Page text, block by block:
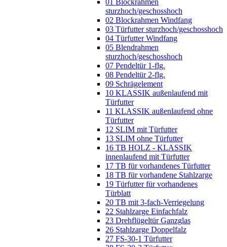
sturzhoch/geschosshoch
02 Blockrahmen Windfang
03 Türfutter sturzhoch/geschosshoch
04 Türfutter Windfang
05 Blendrahmen
sturzhoch/geschosshoch
07 Pendeltür 1-flg.
08 Pendeltür 2-flg.
09 Schrägelement
10 KLASSIK außenlaufend mit
Türfutter
11 KLASSIK außenlaufend ohne
Türfutter
12 SLIM mit Türfutter
13 SLIM ohne Türfutter
16 TB HOLZ - KLASSIK
innenlaufend mit Türfutter
17 TB für vorhandenes Türfutter
18 TB für vorhandene Stahlzarge
19 Türfutter für vorhandenes
Türblatt
20 TB mit 3-fach-Verriegelung
22 Stahlzarge Einfachfalz
23 Drehflügeltür Ganzglas
26 Stahlzarge Doppelfalz
27 FS-30-1 Türfutter